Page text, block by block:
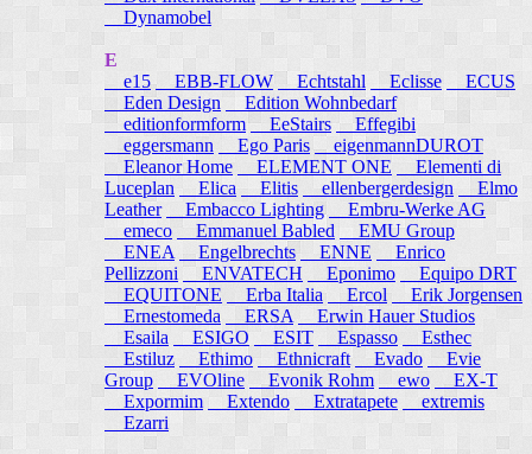
Dynamobel
E
e15 EBB-FLOW Echtstahl Eclisse
ECUS
Eden Design
Edition Wohnbedarf
editionformform
EeStairs
Effegibi
eggersmann
Ego Paris
eigenmannDUROT
Eleanor Home
ELEMENT ONE
Elementi di
Luceplan
Elica Elitis ellenbergerdesign
Elmo
Leather
Embacco Lighting
Embru-Werke AG
emeco
Emmanuel Babled
EMU Group
ENEA
Engelbrechts ENNE
Enrico
Pellizzoni ENVATECH Eponimo
Equipo DRT
EQUITONE
Erba Italia Ercol
Erik Jorgensen
Ernestomeda
ERSA
Erwin Hauer Studios
Esaila
ESIGO ESIT Espasso
Esthec
Estiluz
Ethimo Ethnicraft Evado
Evie
Group
EVOline Evonik Rohm ewo
EX-T
Expormim
Extendo Extratapete
extremis
Ezarri